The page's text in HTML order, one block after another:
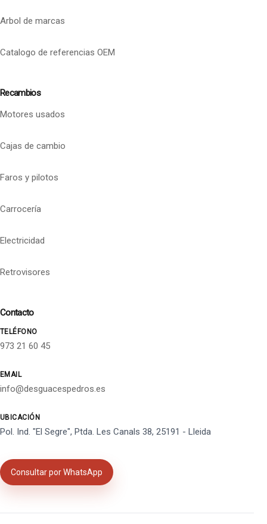
Arbol de marcas
Catalogo de referencias OEM
Recambios
Motores usados
Cajas de cambio
Faros y pilotos
Carrocería
Electricidad
Retrovisores
Contacto
TELÉFONO
973 21 60 45
EMAIL
info@desguacespedros.es
UBICACIÓN
Pol. Ind. "El Segre", Ptda. Les Canals 38, 25191 - Lleida
Consultar por WhatsApp